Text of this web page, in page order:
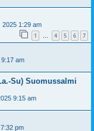
2025 1:29 am
1 … 4 5 6 7
am
Su) Suomussalmi
9:15 am
pm